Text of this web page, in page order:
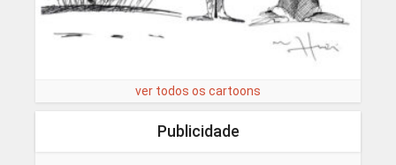
ver todos os cartoons
Publicidade